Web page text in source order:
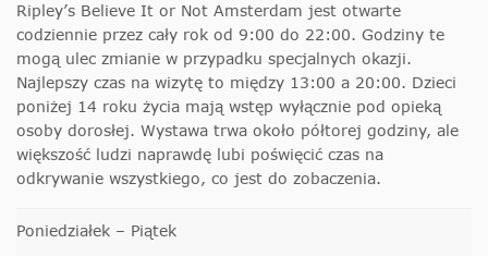
Ripley’s Believe It or Not Amsterdam jest otwarte
codziennie przez cały rok od 9:00 do 22:00. Godziny te
mogą ulec zmianie w przypadku specjalnych okazji.
Najlepszy czas na wizytę to między 13:00 a 20:00. Dzieci
poniżej 14 roku życia mają wstęp wyłącznie pod opieką
osoby dorosłej. Wystawa trwa około półtorej godziny, ale
większość ludzi naprawdę lubi poświęcić czas na
odkrywanie wszystkiego, co jest do zobaczenia.
Poniedziałek – Piątek